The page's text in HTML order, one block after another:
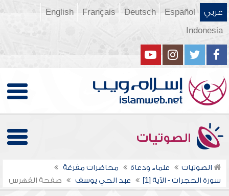
عربي Español
Deutsch
Français
English
Indonesia
الصوتيات
الصوتيات علماء ودعاة
محاضرات مفرغة
سورة الحجرات - الآية [1]
عبد الحي يوسف صفحة الفهرس